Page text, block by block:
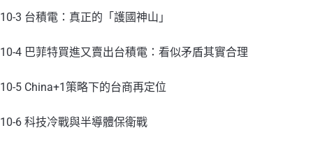
10-3 台積電：真正的「護國神山」
10-4 巴菲特買進又賣出台積電：看似矛盾其實合理
10-5 China+1策略下的台商再定位
10-6 科技冷戰與半導體保衛戰